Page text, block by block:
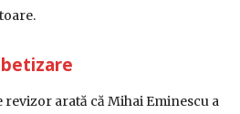
revizor arată că Mihai Eminescu a